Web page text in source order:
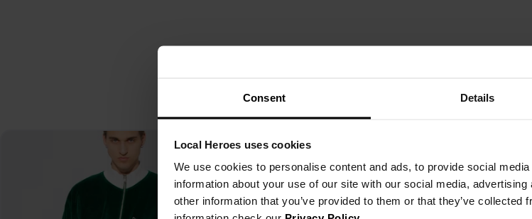
Consent Details
Local Heroes uses cookies
We use cookies to personalise content and ads, to provide social
information about your use of our site with our social media,
other information that you’ve provided to them or that they’ve